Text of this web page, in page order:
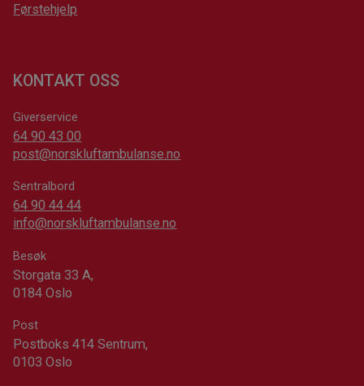
Førstehjelp
KONTAKT OSS
Giverservice
64 90 43 00
post@norskluftambulanse.no
Sentralbord
64 90 44 44
info@norskluftambulanse.no
Besøk
Storgata 33 A,
0184 Oslo
Post
Postboks 414 Sentrum,
0103 Oslo